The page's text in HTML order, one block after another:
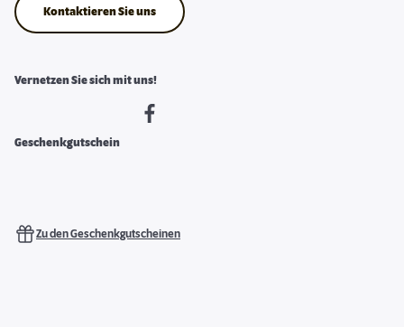
Kontaktieren Sie uns
Vernetzen Sie sich mit uns!
Geschenkgutschein
Zu den Geschenkgutscheinen